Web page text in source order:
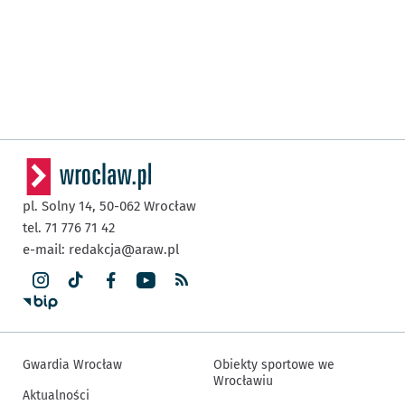
pl. Solny 14, 50-062 Wrocław
tel. 71 776 71 42
e-mail: redakcja@araw.pl
Gwardia Wrocław
Aktualności
Obiekty sportowe we
Wrocławiu